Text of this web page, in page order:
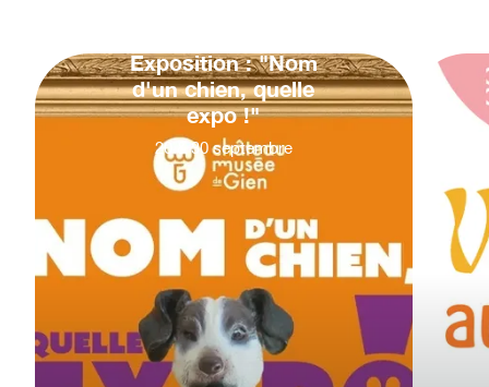
Exposition : "Nom
d'un chien, quelle
expo !"
20 30 septembre